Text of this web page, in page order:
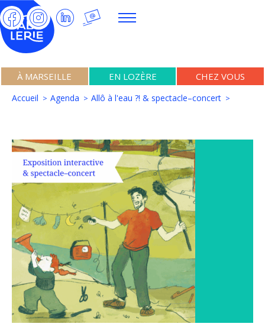
À MARSEILLE EN LOZÈRE CHEZ VOUS
Accueil Agenda Allô à l'eau ?! & spectacle–concert